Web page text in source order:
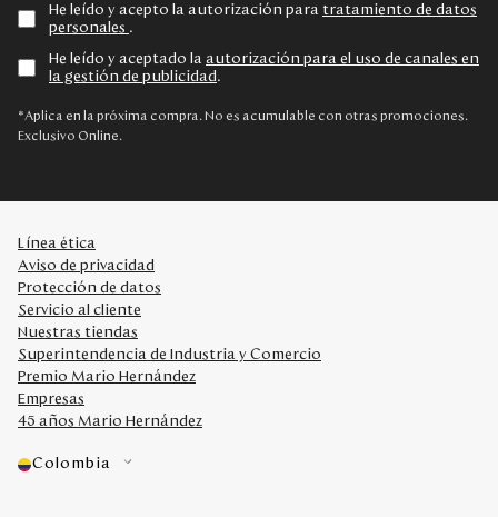
He leído y acepto la autorización para tratamiento de datos
personales .
He leído y aceptado la autorización para el uso de canales en
la gestión de publicidad .
*Aplica en la próxima compra. No es acumulable con otras promociones.
Exclusivo Online.
Línea ética
Aviso de privacidad
Protección de datos
Servicio al cliente
Nuestras tiendas
Superintendencia de Industria y Comercio
Premio Mario Hernández
Empresas
45 años Mario Hernández
Colombia